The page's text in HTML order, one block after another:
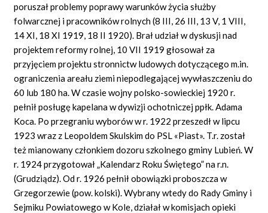
poruszał problemy poprawy warunków życia służby
folwarcznej i pracowników rolnych (8 III, 26 III, 13 V, 1 VIII,
14 XI, 18 XI 1919, 18 II 1920). Brał udział w dyskusji nad
projektem reformy rolnej, 10 VII 1919 głosował za
przyjęciem projektu stronnictw ludowych dotyczącego m.in.
ograniczenia areału ziemi niepodlegającej wywłaszczeniu do
60 lub 180 ha. W czasie wojny polsko-sowieckiej 1920 r.
pełnił posługę kapelana w dywizji ochotniczej ppłk. Adama
Koca. Po przegraniu wyborów w r. 1922 przeszedł w lipcu
1923 wraz z Leopoldem Skulskim do PSL «Piast». T.r. został
też mianowany członkiem dozoru szkolnego gminy Lubień. W
r. 1924 przygotował „Kalendarz Roku Świętego” na r.n.
(Grudziądz). Od r. 1926 pełnił obowiązki proboszcza w
Grzegorzewie (pow. kolski). Wybrany wtedy do Rady Gminy i
Sejmiku Powiatowego w Kole, działał w komisjach opieki